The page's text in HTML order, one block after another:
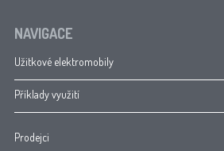
NAVIGACE
Užitkové elektromobily
Příklady využití
Prodejci